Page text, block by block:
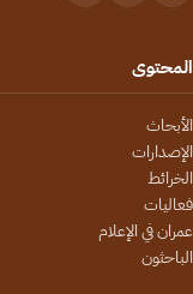
المحتوى
الأبحاث
الإصدارات
الخرائط
فعاليات
عمران في الإعلام
الباحثون